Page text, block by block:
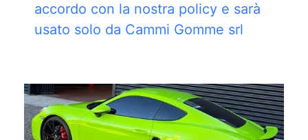
accordo con la nostra policy e sarà
usato solo da Cammi Gomme srl